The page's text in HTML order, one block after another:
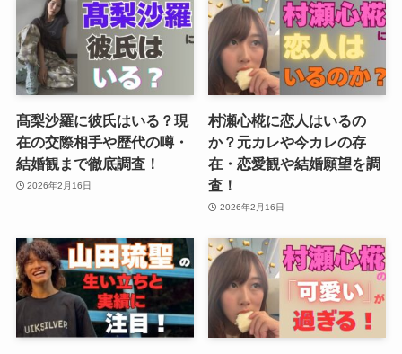
髙梨沙羅に彼氏はいる？現
在の交際相手や歴代の噂・
結婚観まで徹底調査！
2026年2月16日
村瀬心椛に恋人はいるの
か？元カレや今カレの存
在・恋愛観や結婚願望を調
査！
2026年2月16日